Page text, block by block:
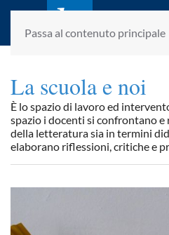
Passa al contenuto principale
fondato da
La scuola e noi
È lo spazio di lavoro ed
spazio i docenti si confrontano
della letteratura sia in termini
elaborano riflessioni, critiche e